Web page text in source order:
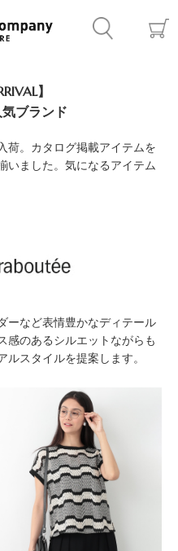
】
ブランド
荷。カタログ掲載アイテムを
いました。気になるアイテム
ーなど表情豊かなディテール
感のあるシルエットながらも
ルスタイルを提案します。